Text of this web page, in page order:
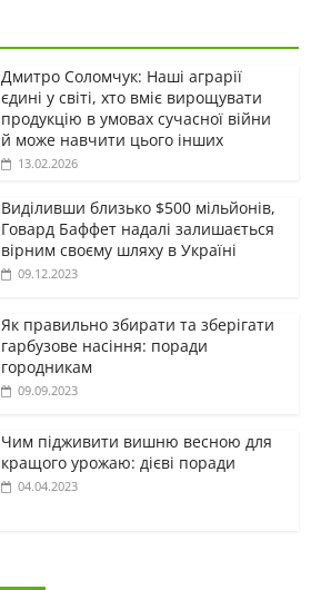
Дмитро Соломчук: Наші аграрії
єдині у світі, хто вміє вирощувати
продукцію в умовах сучасної війни
й може навчити цього інших
13.02.2026
Виділивши близько $500 мільйонів,
Говард Баффет надалі залишається
вірним своєму шляху в Україні
09.12.2023
Як правильно збирати та зберігати
гарбузове насіння: поради
городникам
09.09.2023
Чим підживити вишню весною для
кращого урожаю: дієві поради
04.04.2023